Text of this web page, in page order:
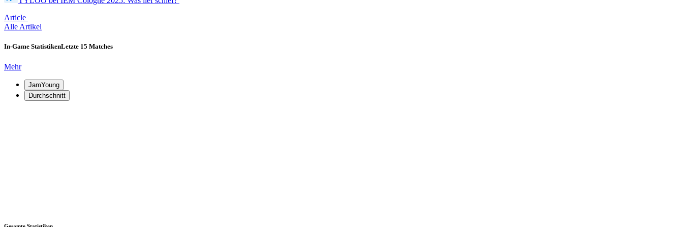
Article
Alle Artikel
In-Game StatistikenLetzte 15 Matches
Mehr
JamYoung
Durchschnitt
Gesamte Statistiken